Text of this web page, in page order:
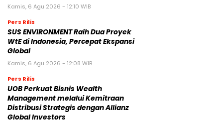
Kamis, 6 Agu 2026 - 12:10 WIB
Pers Rilis
SUS ENVIRONMENT Raih Dua Proyek
WtE di Indonesia, Percepat Ekspansi
Global
Kamis, 6 Agu 2026 - 12:08 WIB
Pers Rilis
UOB Perkuat Bisnis Wealth
Management melalui Kemitraan
Distribusi Strategis dengan Allianz
Global Investors